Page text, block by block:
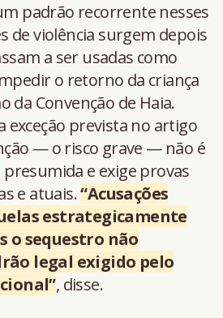
padrão recorrente nesses
de violência surgem depois
a ser usadas como
o retorno da criança
da Convenção de Haia.
exceção prevista no artigo
— o risco grave — não é
e exige provas
e atuais.“Acusações
estrategicamente
o sequestro não
legal exigido pelo
, disse.